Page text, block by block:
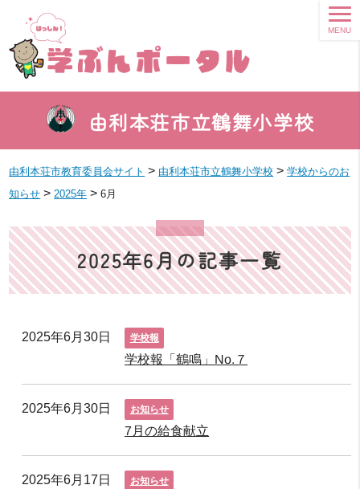
由利本荘市立鶴舞小学校
MENU
由利本荘市教育委員会サイト > 由利本荘市立鶴舞小学校 >学校からのお
知らせ > 2025年 >6月
2025年6月の記事一覧
2025年6月30日 学校報
学校報「鶴鳴」No.７
2025年6月30日 お知らせ
7月の給食献立
2025年6月17日 お知らせ